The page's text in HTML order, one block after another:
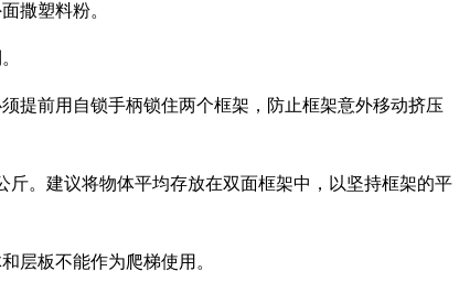
撒塑料粉。
前用自锁手柄锁住两个框架，防止框架意外移动挤压
。建议将物体平均存放在双面框架中，以坚持框架的平
板不能作为爬梯使用。